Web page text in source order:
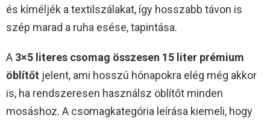
és kíméljék a textilszálakat, így hosszabb távon is
szép marad a ruha esése, tapintása.​
A 3×5 literes csomag összesen 15 liter prémium
öblítőt jelent, ami hosszú hónapokra elég még akkor
is, ha rendszeresen használsz öblítőt minden
mosáshoz. A csomagkategória leírása kiemeli, hogy